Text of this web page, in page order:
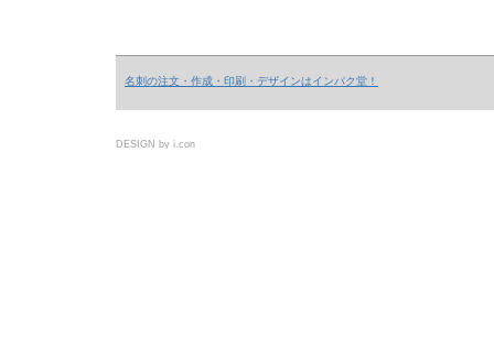
名刺の注文・作成・印刷・デザインはインパク堂！
DESIGN by i.con